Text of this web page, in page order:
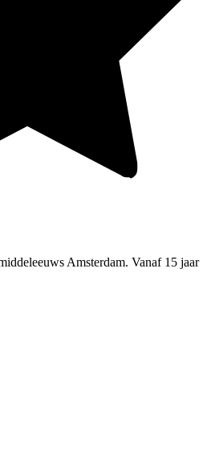
Amsterdam. Vanaf 15 jaar